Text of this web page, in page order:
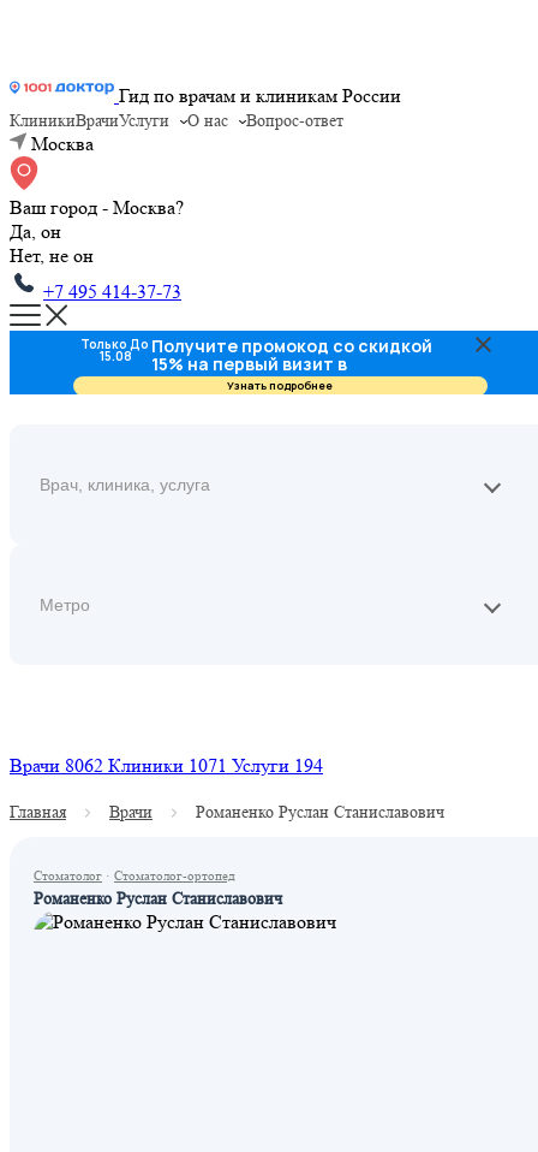
Гид по врачам и клиникам России
КлиникиВрачиУслуги О нас Вопрос-ответ
Москва
Ваш город - Москва?
Да, он
Нет, не он
+7 495 414-37-73
Врачи 8062 Клиники 1071 Услуги 194
Главная Врачи Романенко Руслан Станиславович
Стоматолог · Стоматолог-ортопед
Романенко Руслан Станиславович
Только До
15.08 Получите промокод со скидкой
15% на первый визит в
стоматологию
Узнать подробнее